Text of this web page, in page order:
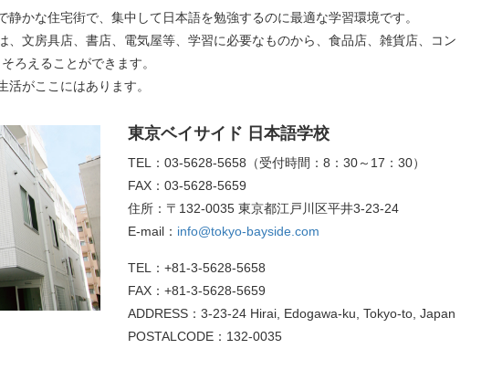
かな住宅街で、集中して日本語を勉強するのに最適な学習環境です。
、文房具店、書店、電気屋等、学習に必要なものから、食品店、雑貨店、コン
ろえることができます。
がここにはあります。
東京ベイサイド 日本語学校
TEL： 03-5628-5658 （受付時間：8：30～17：30）
FAX： 03-5628-5659
住所：〒132-0035 東京都江戸川区平井3-23-24
E-mail： info@tokyo-bayside.com
TEL：+81-3-5628-5658
FAX：+81-3-5628-5659
ADDRESS：3-23-24 Hirai, Edogawa-ku, Tokyo-to, Japan
POSTALCODE：132-0035